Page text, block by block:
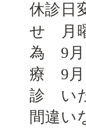
休診日
せ 月
為 9月
療 9月
診 い
間違い